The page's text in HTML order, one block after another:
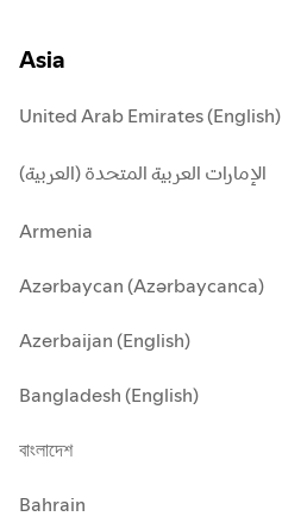
Asia
United Arab Emirates (English)
الإمارات العربية المتحدة (العربية)
Armenia
Azərbaycan (Azərbaycanca)
Azerbaijan (English)
Bangladesh (English)
বাংলাদেশ
Bahrain